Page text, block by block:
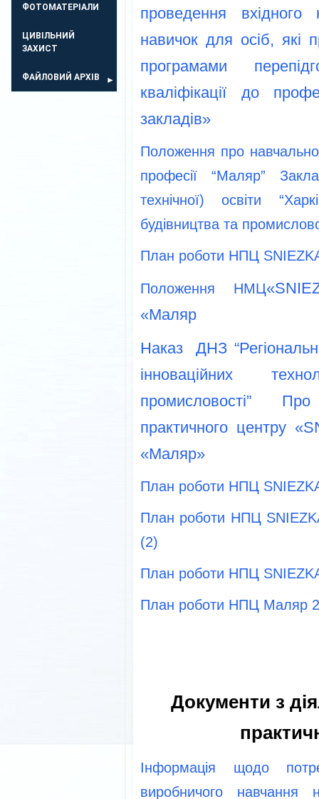
ФОТОМАТЕРІАЛИ
ЦИВІЛЬНИЙ
ЗАХИСТ
ФАЙЛОВИЙ АРХІВ
проведення
навичок для осіб, які
програмами
кваліфікації до
закладів»
Положення про
професії “Маляр”
технічної) освіти
будівництва та
План роботи НПЦ
Положення НМЦ
«Маляр
Наказ ДНЗ
інноваційних
промисловості”
практичного центру
«Маляр»
План роботи НПЦ
План роботи НПЦ
(2)
План роботи НПЦ
План роботи НПЦ Маляр
Документи з
Інформація щодо
виробничого навчання